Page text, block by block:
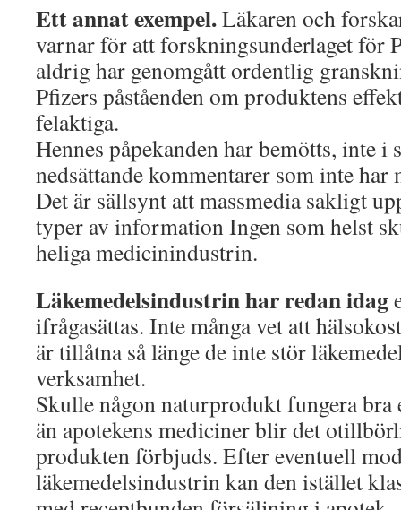
Ett annat exempel.Läkaren och
varnar för att forskningsunderlaget för
aldrig har genomgått ordentlig
Pfizers påståenden om produktens
felaktiga.
Hennes påpekanden har bemötts, inte i
nedsättande kommentarer som inte har
Det är sällsynt att massmedia sakligt
typer av information Ingen som helst
heliga medicinindustrin.
Läkemedelsindustrin har redan idag
ifrågasättas. Inte många vet att
är tillåtna så länge de inte stör
verksamhet.
Skulle någon naturprodukt fungera
än apotekens mediciner blir det
produkten förbjuds. Efter eventuell
läkemedelsindustrin kan den istället